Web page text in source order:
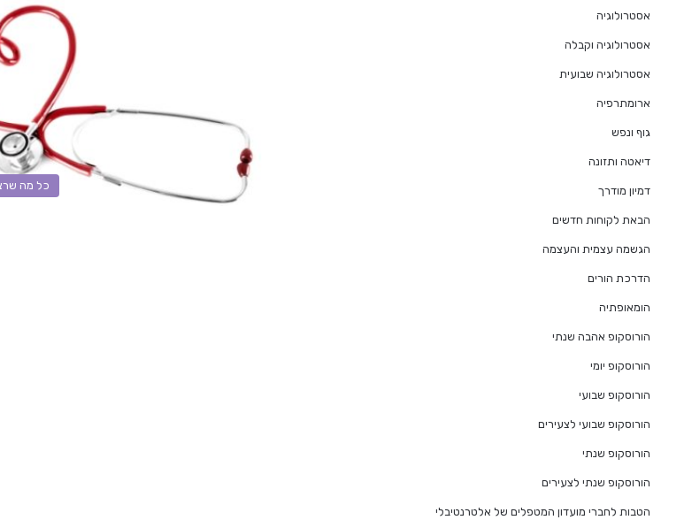
כל מה
אסטרולוגיה
אסטרולוגיה וקבלה
אסטרולוגיה שבועית
ארומתרפיה
גוף ונפש
דיאטה ותזונה
דמיון מודרך
הבאת לקוחות חדשים
הגשמה עצמית והעצמה
הדרכת הורים
הומאופתיה
הורוסקופ אהבה שנתי
הורוסקופ יומי
הורוסקופ שבועי
הורוסקופ שבועי לצעירים
הורוסקופ שנתי
הורוסקופ שנתי לצעירים
הטבות לחברי מועדון המטפלים של אלטרנטיבלי